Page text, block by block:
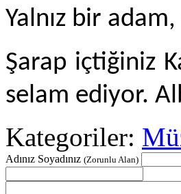
Yalnız bir
Şarap içtiğiniz
selam ediyor.
Kategoriler:
Adınız Soyadınız (Zorunlu Alan)